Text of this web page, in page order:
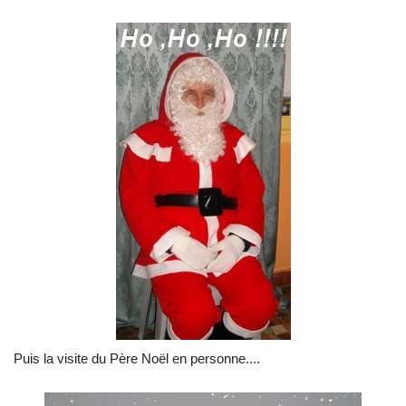
Puis la visite du Père Noël en personne....